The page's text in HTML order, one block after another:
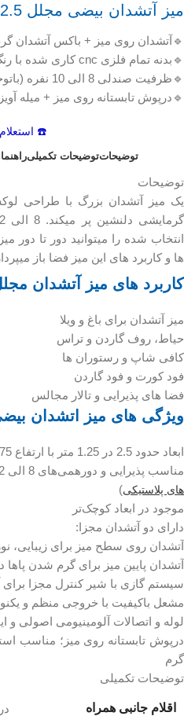
میز آتشدان بیضی مجلل 2.5 (ست صندلی پلیمری)
🔹آتشدان روی میز + باکس آتشدان
🔹بدنه تمام فلزی cnc کاری شده با رنگ کوره ای
🔹ظرفیت صندلی 8 الی 10 نفره (باتوجه به مدل صندلی)
🔹درپوش تابستانه روی میز + میله
☎️
توضیحاتتوضیحات تکمیلی
توضیحات
یک میز آتشدان بزرگ با طراحی
انتخاب شده را میتوانید دور تا دور
ها و کاربرد های این میز فضا باز
کاربرد های میز آتشدان مجلل 2.5 متر
میز آتشدان برای باغ و ویلا
حیاط، روف گاردن و تراس
کافی شاپ و رستوران ها
فود کورت و فود گاردن
فضا های پذیرایی و تالار مجالس
ویژگی های میز اتشدان
ابعاد حدود 2.5 در 1.25 متر با ارتفاع 75 سانتیمتر (استاندارد غذاخوری)
مناسب پذیرایی و دورهمی‌های 8 الی 12 نفره (قابل انتخاب با سایر
های پلاستیکی)
موجود در ابعاد کوچک‌تر
دارای دو آتشدان مجزا:
آتشدان روی سطح میز برای زیبایی،
آتشدان پایین میز برای گرم شدن
سیستم گازی با شیر کنترل مجزا برای
مشعل باکیفیت با خروجی منظم و
لوله و اتصالات آلومینیومی اصولی و
درپوش تابستانه روی میز؛ مناسب
گرم
توضیحات تکمیلی
اقلام جانبی همراه